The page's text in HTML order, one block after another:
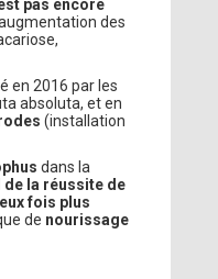
pas encore
des
en 2016 par les
absoluta, et en
(installation
dans la
la réussite de
fois plus
de nourissage